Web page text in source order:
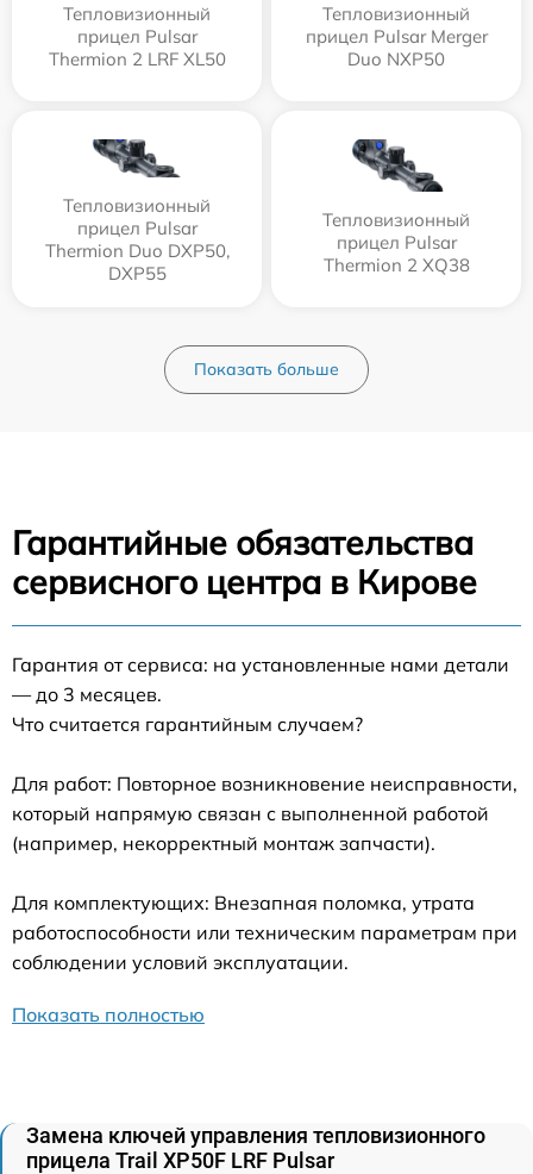
Тепловизионный
прицел Pulsar
Thermion 2 LRF XL50
Тепловизионный
прицел Pulsar Merger
Duo NXP50
Тепловизионный
прицел Pulsar
Thermion Duo DXP50,
DXP55
Тепловизионный
прицел Pulsar
Thermion 2 XQ38
Показать больше
Гарантийные обязательства
сервисного центра в Кирове
Гарантия от сервиса: на установленные нами детали
— до 3 месяцев.
Что считается гарантийным случаем?
Для работ: Повторное возникновение неисправности,
который напрямую связан с выполненной работой
(например, некорректный монтаж запчасти).
Для комплектующих: Внезапная поломка, утрата
работоспособности или техническим параметрам при
соблюдении условий эксплуатации.
Показать полностью
Замена ключей управления тепловизионного
прицела Trail XP50F LRF Pulsar